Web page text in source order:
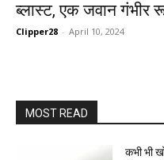
ब्लास्ट, एक जवान गंभीर
Clipper28 - April 10, 2024
MOST READ
कभी भी